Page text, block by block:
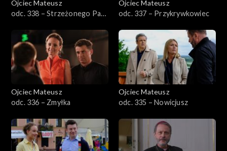
Sezon 25
Sezon 24
Sezon 23
Sezon 22
Sezon 20
Ojciec Mateusz
odc. 338 – Strzeżonego Pan
Ojciec Mateusz
odc. 337 – Przykrywkowiec
Ojciec Mateusz
odc. 336 – Zmyłka
Ojciec Mateusz
odc. 335 – Nowicjusz